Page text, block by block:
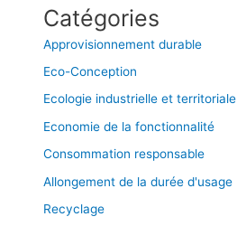
Catégories
Approvisionnement durable
Eco-Conception
Ecologie industrielle et territoriale
Economie de la fonctionnalité
Consommation responsable
Allongement de la durée d'usage
Recyclage